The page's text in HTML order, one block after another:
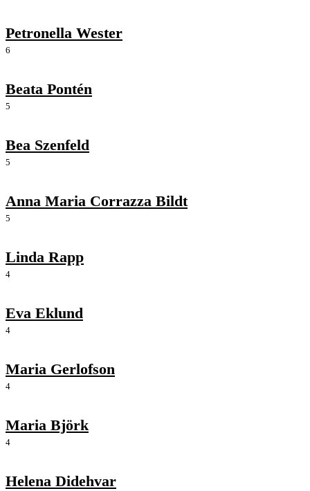
Petronella Wester
6
Beata Pontén
5
Bea Szenfeld
5
Anna Maria Corrazza Bildt
5
Linda Rapp
4
Eva Eklund
4
Maria Gerlofson
4
Maria Björk
4
Helena Didehvar